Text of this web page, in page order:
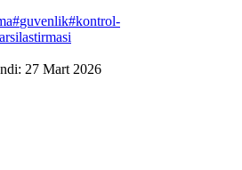
#guvenlik#kontrol-
27 Mart 2026